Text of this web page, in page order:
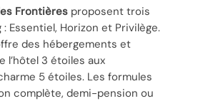
Frontières proposent trois
Essentiel, Horizon et Privilège.
des hébergements et
l’hôtel 3 étoiles aux
5 étoiles. Les formules
complète, demi-pension ou